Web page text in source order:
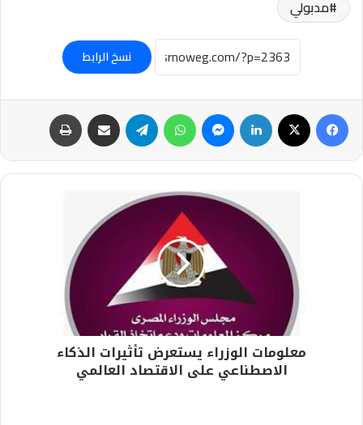
مدبولي
نسخ الرابط
فيسبوك لينكدإن ماسنجر واتساب تيلقرام مشاركة عبر البريد
معلومات الوزراء يستعرض تأثيرات الذكاء
الاصطناعي على الاقتصاد العالمي